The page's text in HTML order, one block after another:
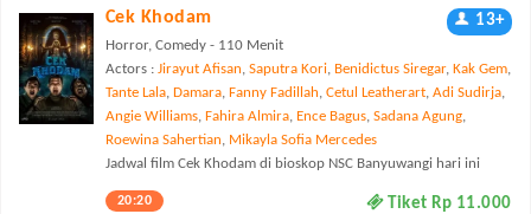
Cek Khodam 13+
Horror, Comedy - 110 Menit
Actors : Jirayut Afisan, Saputra Kori, Benidictus Siregar, Kak Gem,
Tante Lala, Damara, Fanny Fadillah, Cetul Leatherart, Adi Sudirja,
Angie Williams, Fahira Almira, Ence Bagus, Sadana Agung,
Roewina Sahertian, Mikayla Sofia Mercedes
Jadwal film Cek Khodam di bioskop NSC Banyuwangi hari ini
Tiket Rp 11.000
20:20